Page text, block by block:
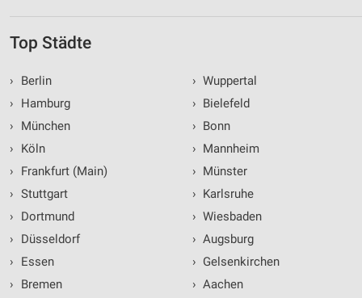
Top Städte
›
Berlin
›
Hamburg
›
München
›
Köln
›
Frankfurt (Main)
› Stuttgart
›
Dortmund
›
Düsseldorf
›
Essen
›
Bremen
› Wuppertal
› Bielefeld
› Bonn
› Mannheim
› Münster
› Karlsruhe
› Wiesbaden
› Augsburg
› Gelsenkirchen
› Aachen